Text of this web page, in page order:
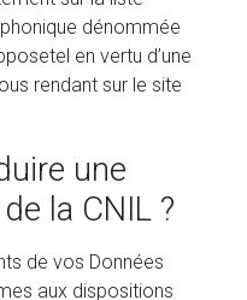
dénommée
en vertu d’une
rendant sur le site
une
la CNIL ?
de vos Données
aux dispositions